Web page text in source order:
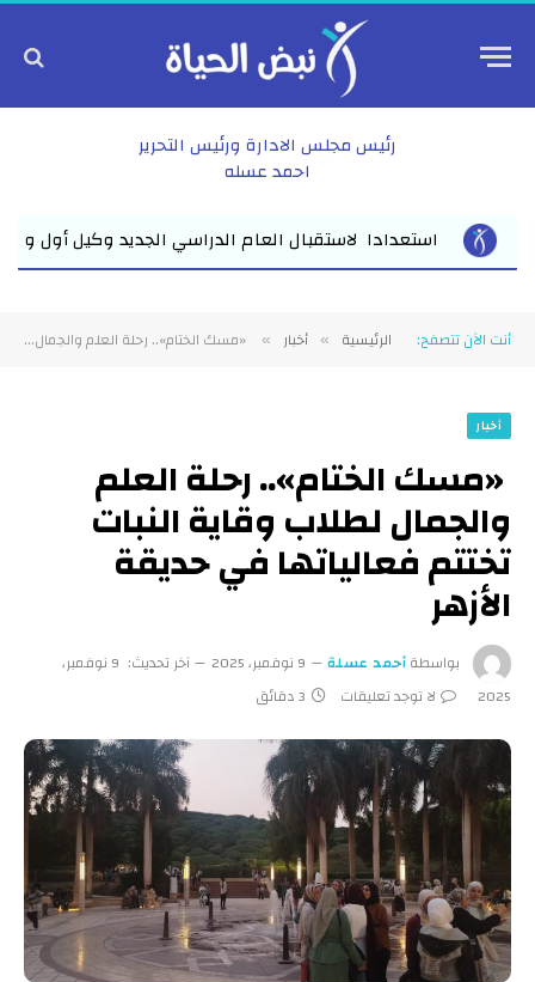
رئيس مجلس الادارة ورئيس التحرير
احمد عسله
أول وزارة التعليم بالشرقية يلتقي مديري مدارس المبادرة ا...
أنت الآن تتصفح: الرئيسية » أخبار » «مسك الختام».. رحلة العلم والجمال لطلاب وقاية النبات تختتم فعالياتها في حديقة الأزهر
أخبار
«مسك الختام».. رحلة العلم
والجمال لطلاب وقاية النبات
تختتم فعالياتها في حديقة
الأزهر
بواسطةأحمد عسلة 9 نوفمبر، 2025 آخر تحديث:
9 نوفمبر،
2025
لا توجد تعليقات 3 دقائق